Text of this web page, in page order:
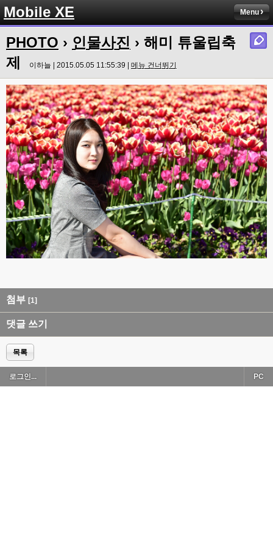
Mobile XE Menu
PHOTO › 인물사진 › 해미 튜울립축
제
이하늘 | 2015.05.05 11:55:39 | 메뉴 건너뛰기
첨부 [1]
댓글 쓰기
목록
로그인... PC